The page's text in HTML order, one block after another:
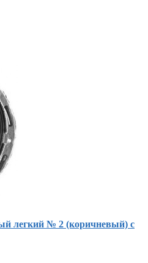
легкий № 2 (коричневый) с